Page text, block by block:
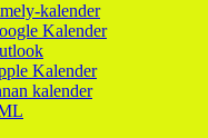
kalender
Kalender
Kalender
kalender